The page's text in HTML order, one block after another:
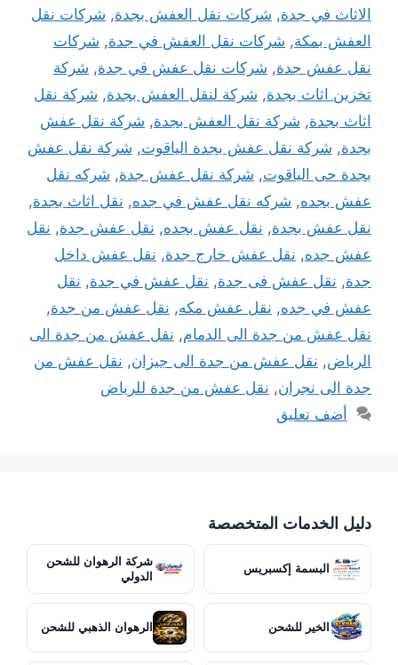
الاثاث في جدة, شركات نقل العفش بجدة, شركات نقل
العفش بمكة, شركات نقل العفش في جدة, شركات
نقل عفش جدة, شركات نقل عفش في جدة, شركة
تخزين اثاث بجدة, شركة لنقل العفش بجدة, شركة نقل
اثاث بجدة, شركة نقل العفش بجدة, شركة نقل عفش
بجدة, شركة نقل عفش بجدة الياقوت, شركة نقل عفش
بجدة حى الياقوت, شركة نقل عفش جدة, شركه نقل
عفش بجده, شركه نقل عفش في جده, نقل اثاث بجدة,
نقل عفش بجدة, نقل عفش بجده, نقل عفش جدة, نقل
عفش جده, نقل عفش خارج جدة, نقل عفش داخل
جدة, نقل عفش فى جدة, نقل عفش في جدة, نقل
عفش في جده, نقل عفش مكه, نقل عفش من جدة,
نقل عفش من جدة الى الدمام, نقل عفش من جدة الى
الرياض, نقل عفش من جدة الى جيزان, نقل عفش من
جدة الى نجران, نقل عفش من جدة للرياض
أضف تعليق
دليل الخدمات المتخصصة
البسمة إكسبريس
شركة الرهوان للشحن
الدولي
الخير للشحن الرهوان الذهبي للشحن